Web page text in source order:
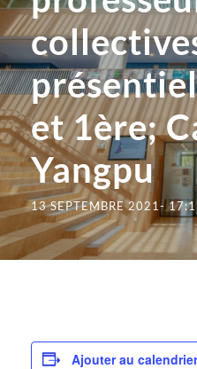
et 1ère;
Yangpu
13 SEPTEMBRE 2021-
Ajouter au calendrier